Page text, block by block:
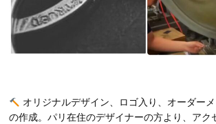
オリジナルデザイン、ロゴ入り、オーダー
の作成。パリ在住のデザイナーの方より、アク